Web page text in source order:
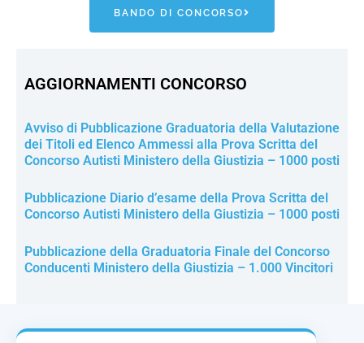
BANDO DI CONCORSO
AGGIORNAMENTI CONCORSO
Avviso di Pubblicazione Graduatoria della Valutazione
dei Titoli ed Elenco Ammessi alla Prova Scritta del
Concorso Autisti Ministero della Giustizia – 1000 posti
Pubblicazione Diario d’esame della Prova Scritta del
Concorso Autisti Ministero della Giustizia – 1000 posti
Pubblicazione della Graduatoria Finale del Concorso
Conducenti Ministero della Giustizia – 1.000 Vincitori